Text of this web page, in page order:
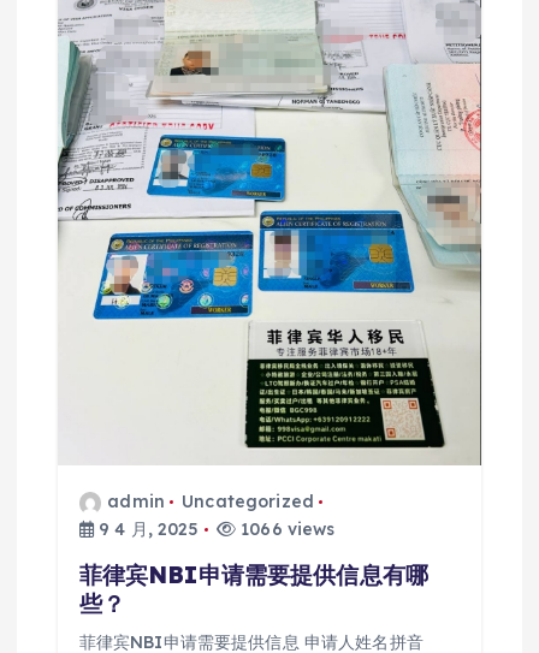
admin
Uncategorized
9 4 月, 2025
1066 views
菲律宾NBI申请需要提供信息有哪
些？
菲律宾NBI申请需要提供信息 申请人姓名拼音